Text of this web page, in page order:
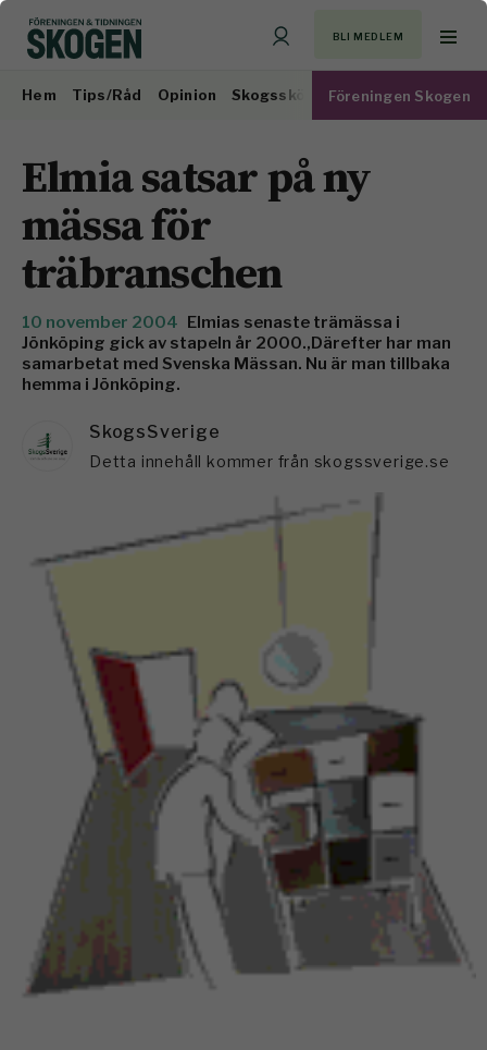
BLI MEDLEM
Hem Tips/Råd Opinion Skogsskötsel Virkesmarknad
Föreningen Skogen
Elmia satsar på ny
mässa för
träbranschen
10 november 2004 Elmias senaste trämässa i
Jönköping gick av stapeln år 2000.,Därefter har man
samarbetat med Svenska Mässan. Nu är man tillbaka
hemma i Jönköping.
SkogsSverige
Detta innehåll kommer från skogssverige.se